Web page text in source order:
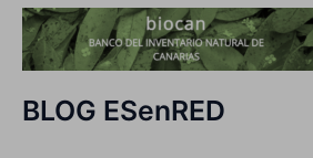
BLOG ESenRED